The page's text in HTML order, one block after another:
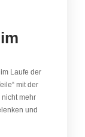
Laufe der
mit der
mehr
und